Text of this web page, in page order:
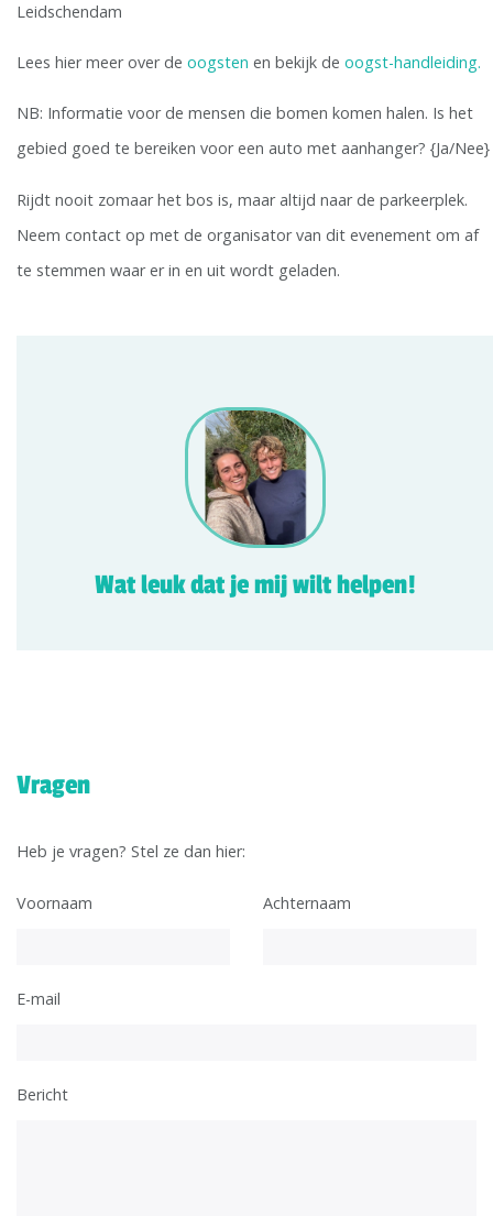
Leidschendam
Lees hier meer over de oogsten en bekijk de oogst-handleiding.
NB: Informatie voor de mensen die bomen komen halen. Is het
gebied goed te bereiken voor een auto met aanhanger? {Ja/Nee}
Rijdt nooit zomaar het bos is, maar altijd naar de parkeerplek.
Neem contact op met de organisator van dit evenement om af
te stemmen waar er in en uit wordt geladen.
Wat leuk dat je mij wilt helpen!
Vragen
Heb je vragen? Stel ze dan hier:
Voornaam Achternaam
E-mail
Bericht